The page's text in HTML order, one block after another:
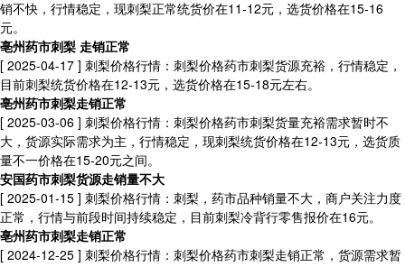
销不快，行情稳定，现刺梨正常统货价在11-12元，选货价格在15-16
元。
亳州药市刺梨 走销正常
[ 2025-04-17 ] 刺梨价格行情：刺梨价格药市刺梨货源充裕，行情稳定，
目前刺梨统货价格在12-13元，选货价格在15-18元左右。
亳州药市刺梨走销正常
[ 2025-03-06 ] 刺梨价格行情：刺梨价格药市刺梨货量充裕需求暂时不
大，货源实际需求为主，行情稳定，现刺梨统货价格在12-13元，选货质
量不一价格在15-20元之间。
安国药市刺梨货源走销量不大
[ 2025-01-15 ] 刺梨价格行情：刺梨，药市品种销量不大，商户关注力度
正常，行情与前段时间持续稳定，目前刺梨冷背行零售报价在16元。
亳州药市刺梨走销正常
[ 2024-12-25 ] 刺梨价格行情：刺梨价格药市刺梨走销正常，货源需求暂